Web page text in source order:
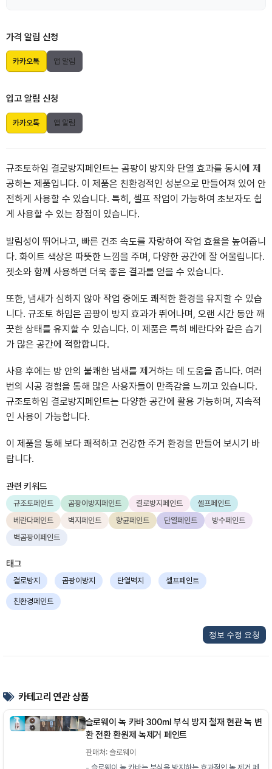
가격 알림 신청
카카오톡 앱 알림
입고 알림 신청
카카오톡 앱 알림
규조토하임 결로방지페인트는 곰팡이 방지와 단열 효과를 동시에 제
공하는 제품입니다. 이 제품은 친환경적인 성분으로 만들어져 있어 안
전하게 사용할 수 있습니다. 특히, 셀프 작업이 가능하여 초보자도 쉽
게 사용할 수 있는 장점이 있습니다.
발림성이 뛰어나고, 빠른 건조 속도를 자랑하여 작업 효율을 높여줍니
다. 화이트 색상은 따뜻한 느낌을 주며, 다양한 공간에 잘 어울립니다.
젯소와 함께 사용하면 더욱 좋은 결과를 얻을 수 있습니다.
또한, 냄새가 심하지 않아 작업 중에도 쾌적한 환경을 유지할 수 있습
니다. 규조토 하임은 곰팡이 방지 효과가 뛰어나며, 오랜 시간 동안 깨
끗한 상태를 유지할 수 있습니다. 이 제품은 특히 베란다와 같은 습기
가 많은 공간에 적합합니다.
사용 후에는 방 안의 불쾌한 냄새를 제거하는 데 도움을 줍니다. 여러
번의 시공 경험을 통해 많은 사용자들이 만족감을 느끼고 있습니다.
규조토하임 결로방지페인트는 다양한 공간에 활용 가능하며, 지속적
인 사용이 가능합니다.
이 제품을 통해 보다 쾌적하고 건강한 주거 환경을 만들어 보시기 바
랍니다.
관련 키워드
규조토페인트 곰팡이방지페인트 결로방지페인트
셀프페인트
베란다페인트
벽지페인트 향균페인트 단열페인트
방수페인트
벽곰팡이페인트
태그
결로방지 곰팡이방지 단열벽지 셀프페인트
친환경페인트
정보 수정 요청
카테고리 연관 상품
슬로웨이 녹 카바 300ml 부식 방지 철재 현관 녹 변
환 전환 환원제 녹제거 페인트
판매처: 슬로웨이